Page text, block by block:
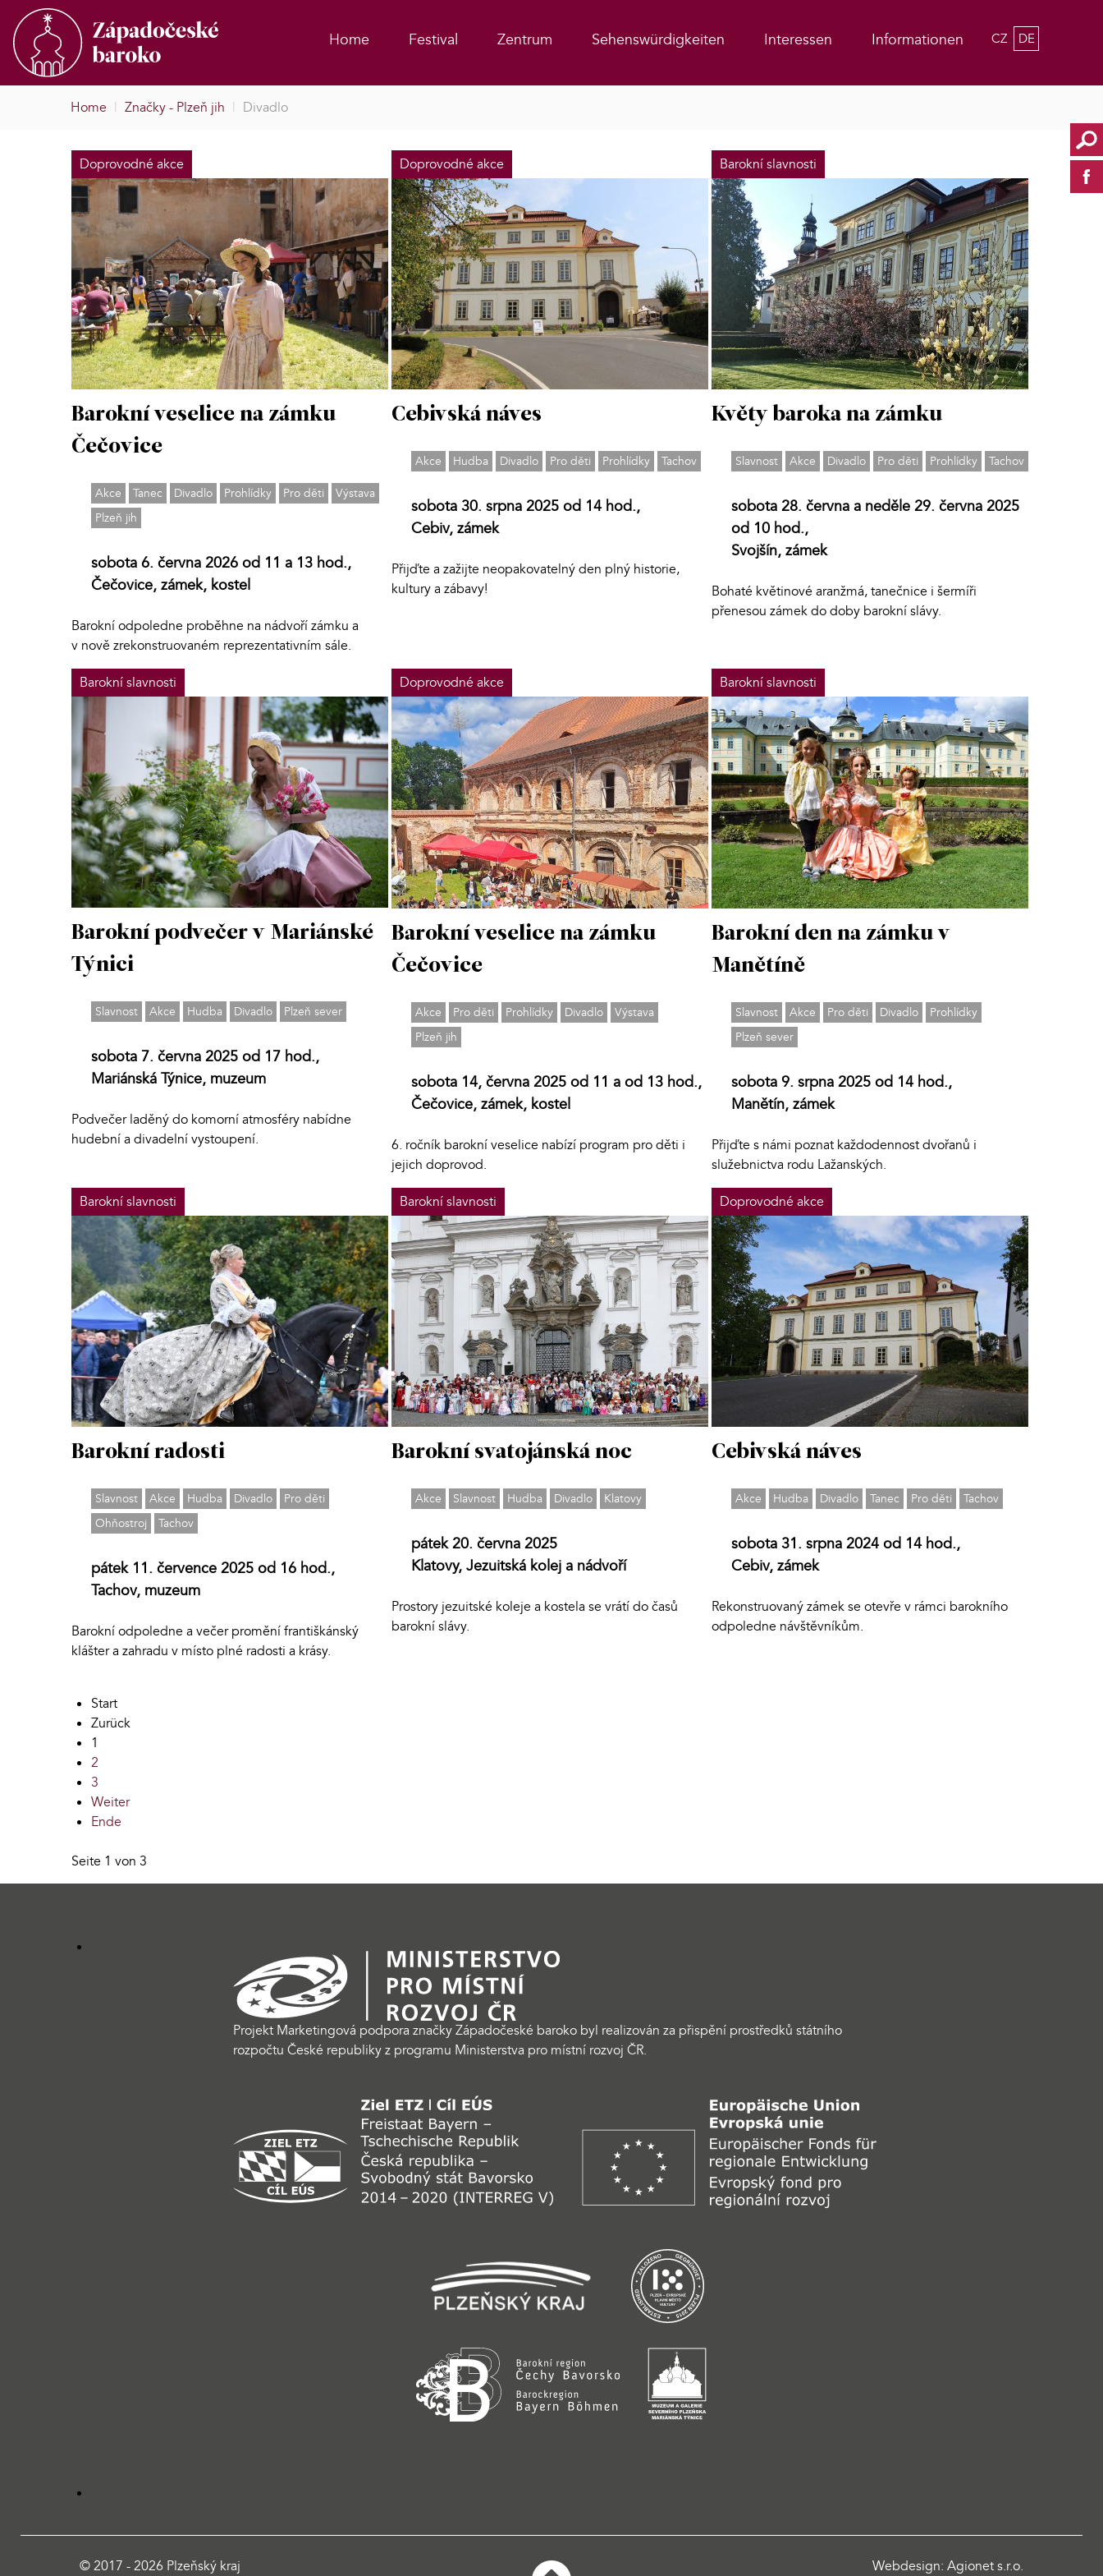
Home Festival Zentrum Sehenswürdigkeiten Interessen Informationen CZ DE
Home | Značky - Plzeň jih | Divadlo
Doprovodné akce
Barokní veselice na zámku
Čečovice
Akce Tanec Divadlo Prohlídky Pro děti
Výstava
Plzeň jih
sobota 6. června 2026 od 11 a 13 hod.,
Čečovice, zámek, kostel
Barokní odpoledne proběhne na nádvoří zámku a
v nově zrekonstruovaném reprezentativním sále.
Doprovodné akce
Cebivská náves
Akce Hudba Divadlo Pro děti Prohlídky Tachov
sobota 30. srpna 2025 od 14 hod.,
Cebiv, zámek
Přijďte a zažijte neopakovatelný den plný historie,
kultury a zábavy!
Barokní slavnosti
Květy baroka na zámku
Slavnost Akce Divadlo Pro děti Prohlídky Tachov
sobota 28. června a neděle 29. června 2025
od 10 hod.,
Svojšín, zámek
Bohaté květinové aranžmá, tanečnice i šermíři
přenesou zámek do doby barokní slávy.
Barokní slavnosti
Barokní podvečer v Mariánské
Týnici
Slavnost Akce Hudba Divadlo Plzeň sever
sobota 7. června 2025 od 17 hod.,
Mariánská Týnice, muzeum
Podvečer laděný do komorní atmosféry nabídne
hudební a divadelní vystoupení.
Doprovodné akce
Barokní veselice na zámku
Čečovice
Akce Pro děti Prohlídky Divadlo
Výstava
Plzeň jih
sobota 14, června 2025 od 11 a od 13 hod.,
Čečovice, zámek, kostel
6. ročník barokní veselice nabízí program pro děti i
jejich doprovod.
Barokní slavnosti
Barokní den na zámku v
Manětíně
Slavnost Akce Pro děti Divadlo
Prohlídky
Plzeň sever
sobota 9. srpna 2025 od 14 hod.,
Manětín, zámek
Přijďte s námi poznat každodennost dvořanů i
služebnictva rodu Lažanských.
Barokní slavnosti
Barokní radosti
Slavnost Akce Hudba Divadlo
Pro děti
Ohňostroj
Tachov
pátek 11. července 2025 od 16 hod.,
Tachov, muzeum
Barokní odpoledne a večer promění františkánský
klášter a zahradu v místo plné radosti a krásy.
Barokní slavnosti
Barokní svatojánská noc
Akce Slavnost Hudba Divadlo Klatovy
pátek 20. června 2025
Klatovy, Jezuitská kolej a nádvoří
Prostory jezuitské koleje a kostela se vrátí do časů
barokní slávy.
Doprovodné akce
Cebivská náves
Akce Hudba Divadlo Tanec Pro děti Tachov
sobota 31. srpna 2024 od 14 hod.,
Cebiv, zámek
Rekonstruovaný zámek se otevře v rámci barokního
odpoledne návštěvníkům.
Start
Zurück
1
2
3
Weiter
Ende
Seite 1 von 3
Projekt Marketingová podpora značky Západočeské baroko byl realizován za přispění prostředků státního
rozpočtu České republiky z programu Ministerstva pro místní rozvoj ČR.
© 2017 - 2026 Plzeňský kraj Webdesign: Agionet s.r.o.